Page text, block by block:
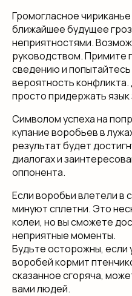
Громогласное
ближайшее будущее
неприятностями.
руководством. Примите
сведению и
вероятность
просто придержать язык
Символом успеха на
купание воробьев в
результат будет
диалогах и
оппонента.
Если воробьи влетели в
минуют сплетни. Это
колеи, но вы сможете
неприятные моменты.
Будьте осторожны, если
воробей кормит
сказанное сгоряча,
вами людей.